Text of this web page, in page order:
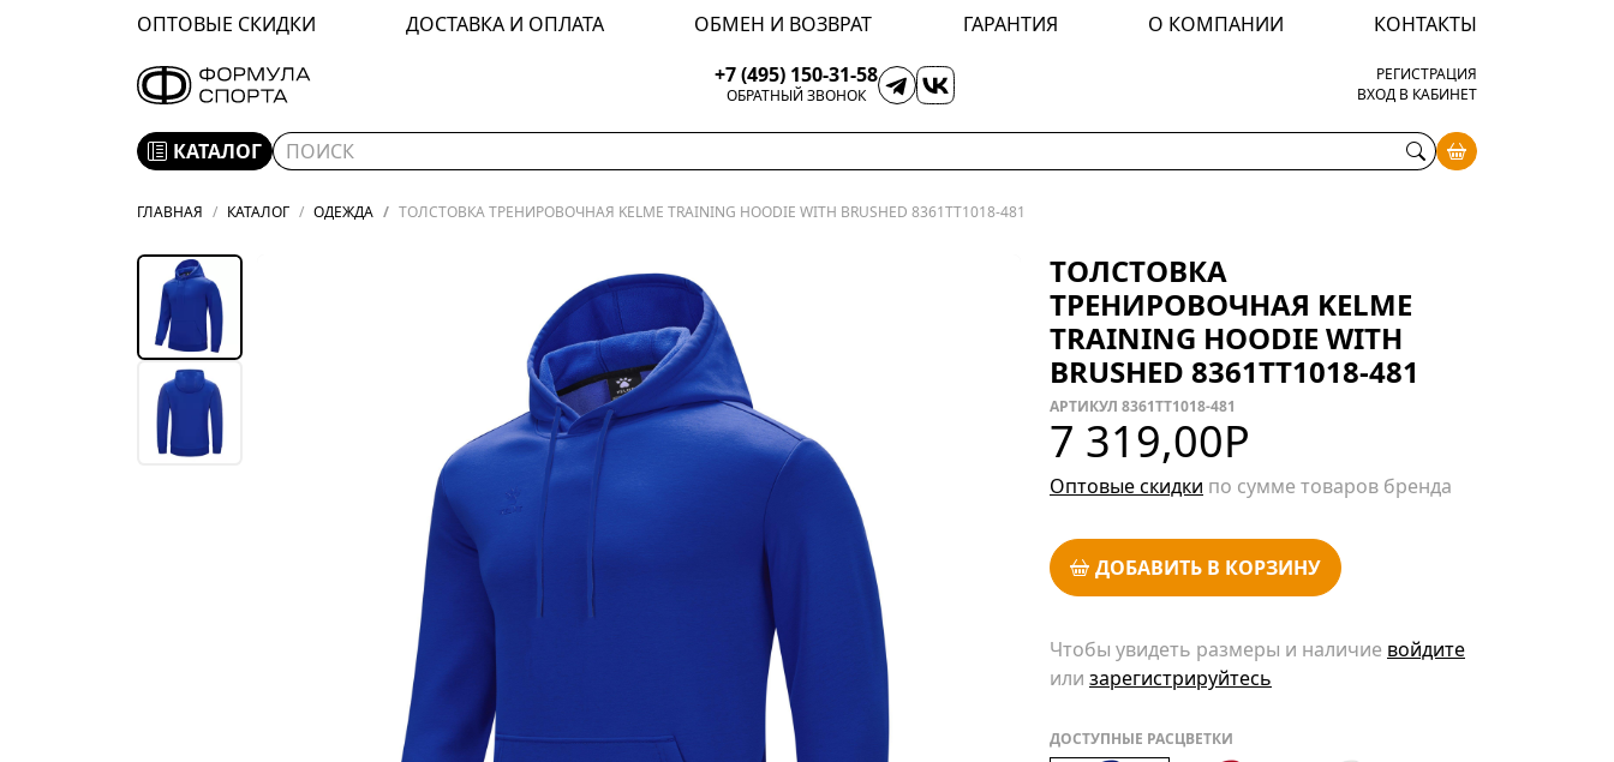
ОПТОВЫЕ СКИДКИ ДОСТАВКА И ОПЛАТА ОБМЕН И ВОЗВРАТ ГАРАНТИЯ О КОМПАНИИ
КОНТАКТЫ
+7 (495) 150-31-58
ОБРАТНЫЙ ЗВОНОК
РЕГИСТРАЦИЯ
ВХОД В КАБИНЕТ
КАТАЛОГ
ГЛАВНАЯ КАТАЛОГ ОДЕЖДА ТОЛСТОВКА ТРЕНИРОВОЧНАЯ KELME TRAINING HOODIE WITH BRUSHED 8361TT1018-481
ТОЛСТОВКА
ТРЕНИРОВОЧНАЯ KELME
TRAINING HOODIE WITH
BRUSHED 8361TT1018-481
АРТИКУЛ 8361TT1018-481
7 319,00Р
Оптовые скидки по сумме товаров бренда
ДОБАВИТЬ В КОРЗИНУ
Чтобы увидеть размеры и наличие войдите
или зарегистрируйтесь
ДОСТУПНЫЕ РАСЦВЕТКИ